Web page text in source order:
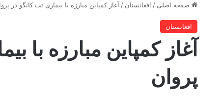
صفحه اصلی / افغانستان / آغاز کمپاین مبارزه با بیماری تب کانگو در
افغانستان
آغاز کمپاین مبارزه با
پروان